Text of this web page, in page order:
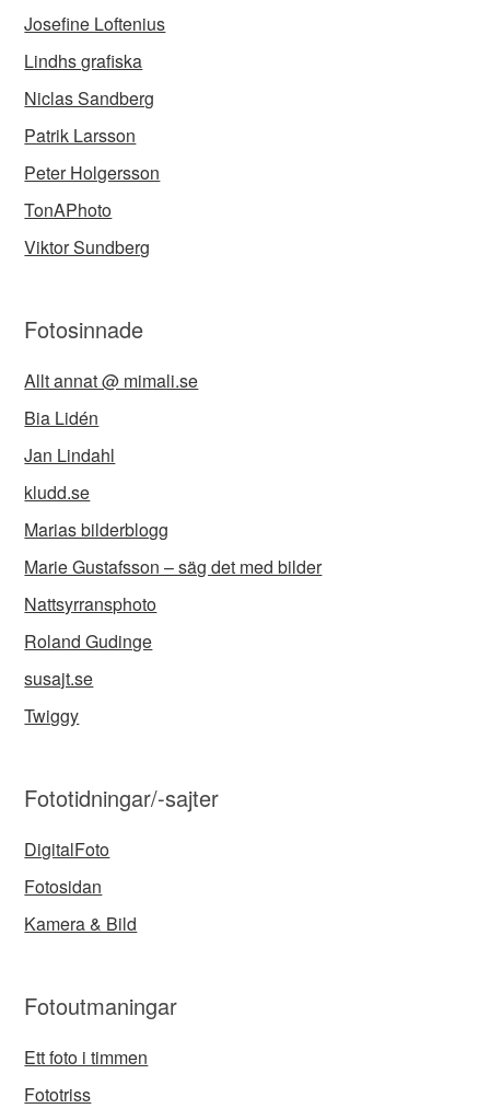
Josefine Loftenius
Lindhs grafiska
Niclas Sandberg
Patrik Larsson
Peter Holgersson
TonAPhoto
Viktor Sundberg
Fotosinnade
Allt annat @ mimali.se
Bia Lidén
Jan Lindahl
kludd.se
Marias bilderblogg
Marie Gustafsson – säg det med bilder
Nattsyrransphoto
Roland Gudinge
susajt.se
Twiggy
Fototidningar/-sajter
DigitalFoto
Fotosidan
Kamera & Bild
Fotoutmaningar
Ett foto i timmen
Fototriss